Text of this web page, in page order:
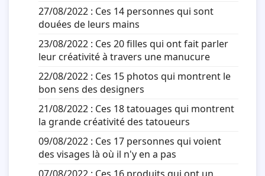
27/08/2022 : Ces 14 personnes qui sont
douées de leurs mains
23/08/2022 : Ces 20 filles qui ont fait parler
leur créativité à travers une manucure
22/08/2022 : Ces 15 photos qui montrent le
bon sens des designers
21/08/2022 : Ces 18 tatouages qui montrent
la grande créativité des tatoueurs
09/08/2022 : Ces 17 personnes qui voient
des visages là où il n'y en a pas